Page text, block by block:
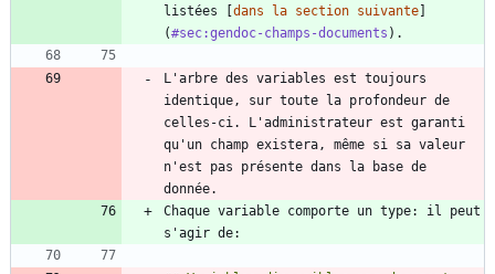
listées [ dans la section suivante
(#sec:gendoc-champs-documents
L'arbre des variables est toujours
identique, sur toute la profondeur de
celles-ci. L'administrateur est garanti
qu'un champ existera, même si sa valeur
n'est pas présente dans la base de
Chaque variable comporte un type: il peut